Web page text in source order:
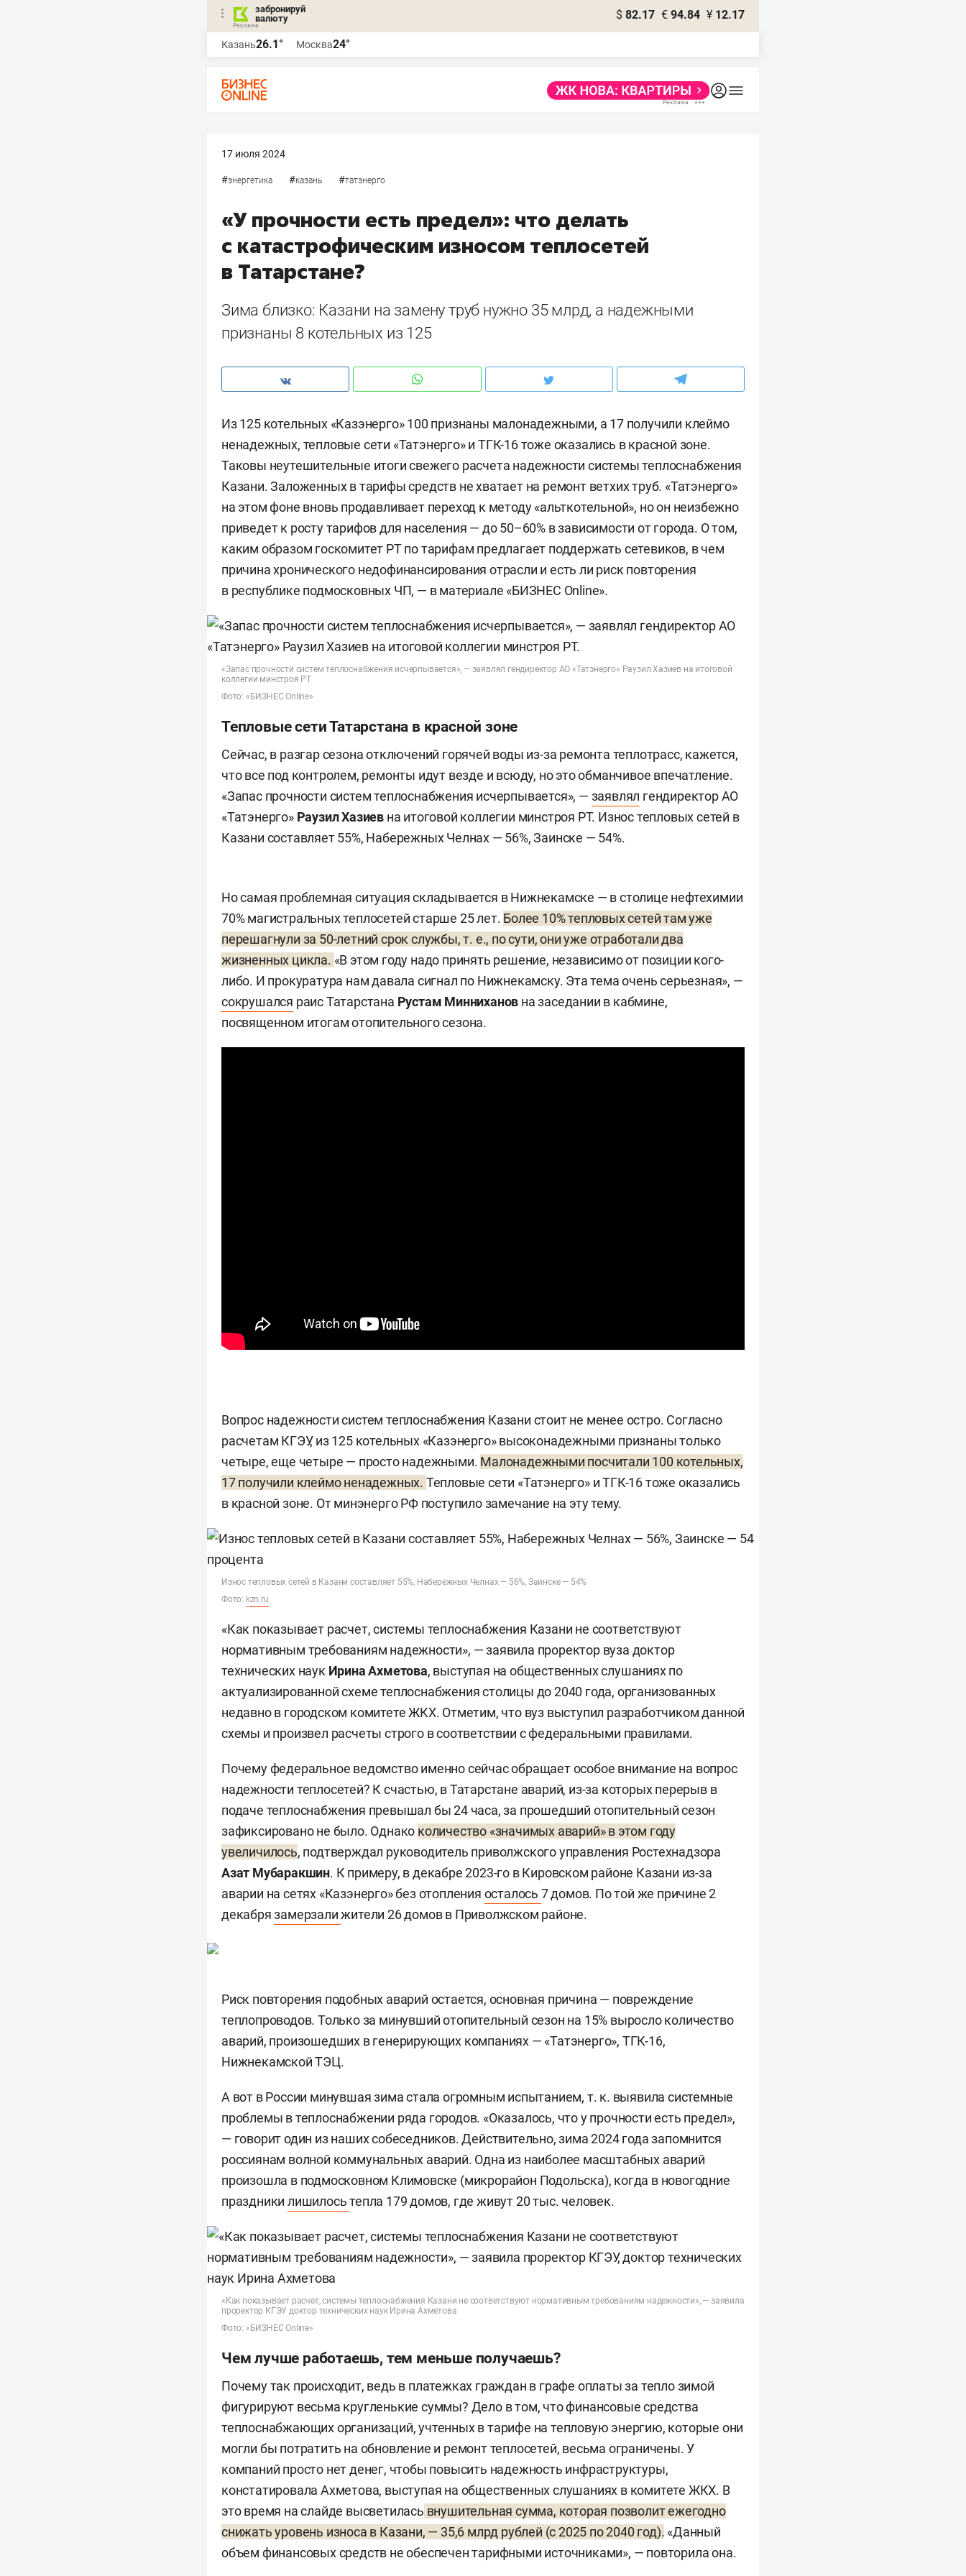
забронируй
валюту
$ 82.17 € 94.84 ¥ 12.17
Казань26.1° Москва24°
17 июля 2024
#энергетика #казань #татэнерго
«У прочности есть предел»: что делать
с катастрофическим износом теплосетей
в Татарстане?
Зима близко: Казани на замену труб нужно 35 млрд, а надежными
признаны 8 котельных из 125
Из 125 котельных «Казэнерго» 100 признаны малонадежными, а 17 получили клеймо
ненадежных, тепловые сети «Татэнерго» и ТГК-16 тоже оказались в красной зоне.
Таковы неутешительные итоги свежего расчета надежности системы теплоснабжения
Казани. Заложенных в тарифы средств не хватает на ремонт ветхих труб. «Татэнерго»
на этом фоне вновь продавливает переход к методу «альткотельной», но он неизбежно
приведет к росту тарифов для населения — до 50–60% в зависимости от города. О том,
каким образом госкомитет РТ по тарифам предлагает поддержать сетевиков, в чем
причина хронического недофинансирования отрасли и есть ли риск повторения
в республике подмосковных ЧП, — в материале «БИЗНЕС Online».
«Запас прочности систем теплоснабжения исчерпывается», — заявлял гендиректор АО «Татэнерго» Раузил Хазиев на итоговой
коллегии минстроя РТ
Фото: «БИЗНЕС Online»
Тепловые сети Татарстана в красной зоне
Сейчас, в разгар сезона отключений горячей воды из-за ремонта теплотрасс, кажется,
что все под контролем, ремонты идут везде и всюду, но это обманчивое впечатление.
«Запас прочности систем теплоснабжения исчерпывается», — заявлял гендиректор АО
«Татэнерго» Раузил Хазиев на итоговой коллегии минстроя РТ. Износ тепловых сетей в
Казани составляет 55%, Набережных Челнах — 56%, Заинске — 54%.
Но самая проблемная ситуация складывается в Нижнекамске — в столице нефтехимии
70% магистральных теплосетей старше 25 лет. Более 10% тепловых сетей там уже
перешагнули за 50-летний срок службы, т. е., по сути, они уже отработали два
жизненных цикла. «В этом году надо принять решение, независимо от позиции кого-
либо. И прокуратура нам давала сигнал по Нижнекамску. Эта тема очень серьезная», —
сокрушался раис Татарстана Рустам Минниханов на заседании в кабмине,
посвященном итогам отопительного сезона.
Вопрос надежности систем теплоснабжения Казани стоит не менее остро. Согласно
расчетам КГЭУ, из 125 котельных «Казэнерго» высоконадежными признаны только
четыре, еще четыре — просто надежными. Малонадежными посчитали 100 котельных,
17 получили клеймо ненадежных. Тепловые сети «Татэнерго» и ТГК-16 тоже оказались
в красной зоне. От минэнерго РФ поступило замечание на эту тему.
Износ тепловых сетей в Казани составляет 55%, Набережных Челнах — 56%, Заинске — 54%
Фото: kzn.ru
«Как показывает расчет, системы теплоснабжения Казани не соответствуют
нормативным требованиям надежности», — заявила проректор вуза доктор
технических наук Ирина Ахметова, выступая на общественных слушаниях по
актуализированной схеме теплоснабжения столицы до 2040 года, организованных
недавно в городском комитете ЖКХ. Отметим, что вуз выступил разработчиком данной
схемы и произвел расчеты строго в соответствии с федеральными правилами.
Почему федеральное ведомство именно сейчас обращает особое внимание на вопрос
надежности теплосетей? К счастью, в Татарстане аварий, из-за которых перерыв в
подаче теплоснабжения превышал бы 24 часа, за прошедший отопительный сезон
зафиксировано не было. Однако количество «значимых аварий» в этом году
увеличилось, подтверждал руководитель приволжского управления Ростехнадзора
Азат Мубаракшин. К примеру, в декабре 2023-го в Кировском районе Казани из-за
аварии на сетях «Казэнерго» без отопления осталось 7 домов. По той же причине 2
декабрязамерзалижители 26 домов в Приволжском районе.
Риск повторения подобных аварий остается, основная причина — повреждение
теплопроводов. Только за минувший отопительный сезон на 15% выросло количество
аварий, произошедших в генерирующих компаниях — «Татэнерго», ТГК-16,
Нижнекамской ТЭЦ.
А вот в России минувшая зима стала огромным испытанием, т. к. выявила системные
проблемы в теплоснабжении ряда городов. «Оказалось, что у прочности есть предел»,
— говорит один из наших собеседников. Действительно, зима 2024 года запомнится
россиянам волной коммунальных аварий. Одна из наиболее масштабных аварий
произошла в подмосковном Климовске (микрорайон Подольска), когда в новогодние
праздникилишилосьтепла 179 домов, где живут 20 тыс. человек.
«Как показывает расчет, системы теплоснабжения Казани не соответствуют нормативным требованиям надежности», — заявила
проректор КГЭУ доктор технических наук Ирина Ахметова
Фото: «БИЗНЕС Online»
Чем лучше работаешь, тем меньше получаешь?
Почему так происходит, ведь в платежках граждан в графе оплаты за тепло зимой
фигурируют весьма кругленькие суммы? Дело в том, что финансовые средства
теплоснабжающих организаций, учтенных в тарифе на тепловую энергию, которые они
могли бы потратить на обновление и ремонт теплосетей, весьма ограничены. У
компаний просто нет денег, чтобы повысить надежность инфраструктуры,
констатировала Ахметова, выступая на общественных слушаниях в комитете ЖКХ. В
это время на слайде высветилась внушительная сумма, которая позволит ежегодно
снижать уровень износа в Казани, — 35,6 млрд рублей (с 2025 по 2040 год). «Данный
объем финансовых средств не обеспечен тарифными источниками», — повторила она.